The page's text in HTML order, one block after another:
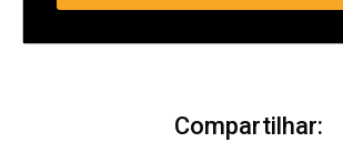
Compartilhar: